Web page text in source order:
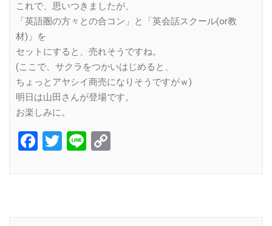
これで、思いつきましたが、
「英語圏の方々との合コン」と「英会話スクール(or教
材)」を
セットにすると、売れそうですね。
(ここで、サクラをつかいはじめると、
ちょっとアヤシイ商売になりそうですがｗ)
明日は山田さんが登場です。
お楽しみに。
Facebook
Twitter
Line